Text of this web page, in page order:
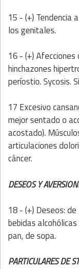
15 - (+) Tendencia
los genitales.
16 - (+)
hinchazones
períostio. Sycosis.
17 Excesivo
mejor sentado o
acostado).
articulaciones
cáncer.
DESEOS Y
18 - (+) Deseos:
bebidas
pan, de sopa.
PARTICULARES DE